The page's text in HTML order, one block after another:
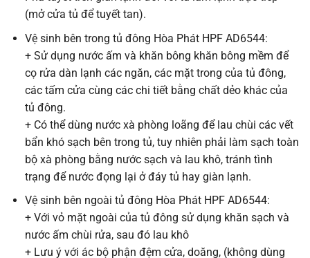
(mở cửa tủ để tuyết tan).
Vệ sinh bên trong tủ đông Hòa Phát HPF AD6544:
+ Sử dụng nước ấm và khăn bông khăn bông mềm để
cọ rửa dàn lạnh các ngăn, các mặt trong của tủ đông,
các tấm cửa cùng các chi tiết bằng chất dẻo khác của
tủ đông.
+ Có thể dùng nước xà phòng loãng để lau chùi các vết
bẩn khó sạch bên trong tủ, tuy nhiên phải làm sạch toàn
bộ xà phòng bằng nước sạch và lau khô, tránh tình
trạng để nước đọng lại ở đáy tủ hay giàn lạnh.
Vệ sinh bên ngoài tủ đông Hòa Phát HPF AD6544:
+ Với vỏ mặt ngoài của tủ đông sử dụng khăn sạch và
nước ấm chùi rửa, sau đó lau khô
+ Lưu ý với ác bộ phận đệm cửa, doăng, (không dùng